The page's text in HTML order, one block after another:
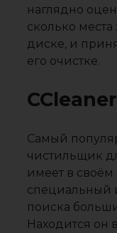
наглядно
сколько места
диске, и
его очистке.
CCleaner
Самый
чистильщик
имеет в своём
специальный
поиска
Находится он